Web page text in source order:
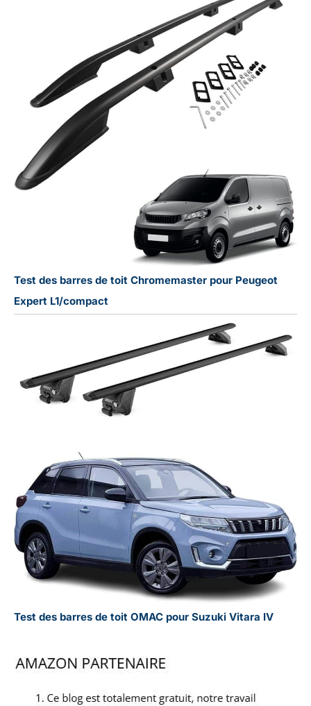
Test des barres de toit Chromemaster pour Peugeot
Expert L1/compact
Test des barres de toit OMAC pour Suzuki Vitara IV